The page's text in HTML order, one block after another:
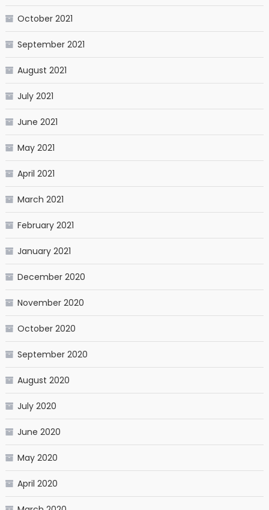
October 2021
September 2021
August 2021
July 2021
June 2021
May 2021
April 2021
March 2021
February 2021
January 2021
December 2020
November 2020
October 2020
September 2020
August 2020
July 2020
June 2020
May 2020
April 2020